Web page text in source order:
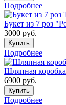
Подробнее
Букет из 7 роз
3000 руб.
Купить
Подробнее
Шляпная
6900 руб.
Купить
Подробнее